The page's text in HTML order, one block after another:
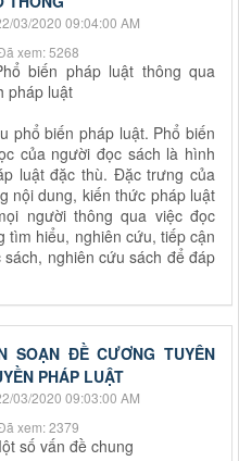
03/2020 09:04:00 AM
xem: 5268
biến pháp luật thông qua
pháp luật
phổ biến pháp luật. Phổ biến
của người đọc sách là hình
luật đặc thù. Đặc trưng của
nội dung, kiến thức pháp luật
người thông qua việc đọc
tìm hiểu, nghiên cứu, tiếp cận
nghiên cứu sách để đáp
SOẠN ĐỀ CƯƠNG TUYÊN
PHÁP LUẬT
03/2020 09:03:00 AM
xem: 2379
số vấn đề chung